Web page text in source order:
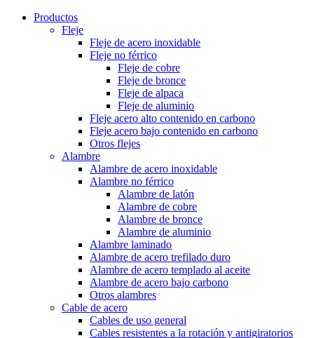
Productos
Fleje
Fleje de acero inoxidable
Fleje no férrico
Fleje de cobre
Fleje de bronce
Fleje de alpaca
Fleje de aluminio
Fleje acero alto contenido en carbono
Fleje acero bajo contenido en carbono
Otros flejes
Alambre
Alambre de acero inoxidable
Alambre no férrico
Alambre de latón
Alambre de cobre
Alambre de bronce
Alambre de aluminio
Alambre laminado
Alambre de acero trefilado duro
Alambre de acero templado al aceite
Alambre de acero bajo carbono
Otros alambres
Cable de acero
Cables de uso general
Cables resistentes a la rotación y antigiratorios